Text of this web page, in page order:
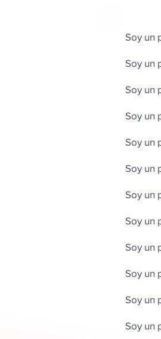
Soy un
Soy un
Soy un
Soy un
Soy un
Soy un
Soy un
Soy un
Soy un
Soy un
Soy un
Soy un